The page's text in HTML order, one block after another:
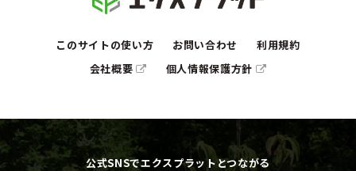
このサイトの使い方 お問い合わせ
利用規約
会社概要
個人情報保護方針
公式SNSでエクスプラットとつながる